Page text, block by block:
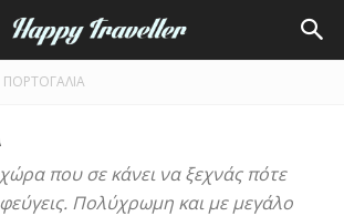
ΠΟΡΤΟΓΑΛΙΑ
που σε κάνει να ξεχνάς πότε
Πολύχρωμη και με μεγάλο